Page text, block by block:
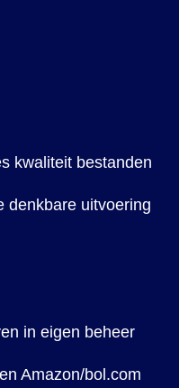
kwaliteit bestanden
denkbare uitvoering
in eigen beheer
Amazon/bol.com